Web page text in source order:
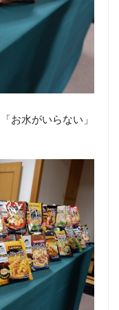
お水がいらない」